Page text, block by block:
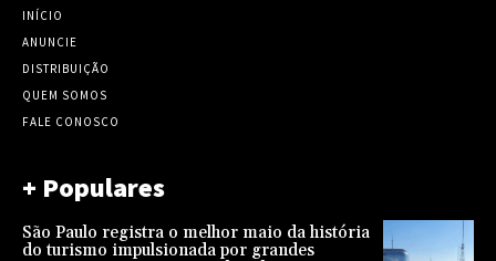
INÍCIO
ANUNCIE
DISTRIBUIÇÃO
QUEM SOMOS
FALE CONOSCO
+ Populares
São Paulo registra o melhor maio da história
do turismo impulsionada por grandes